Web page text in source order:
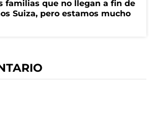
familias que no llegan a fin de
Suiza, pero estamos mucho